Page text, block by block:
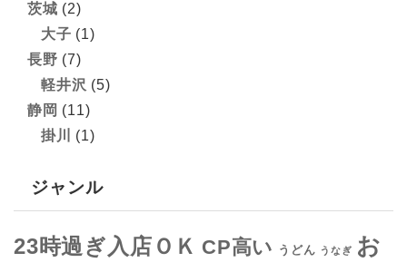
茨城 (2)
大子 (1)
長野 (7)
軽井沢 (5)
静岡 (11)
掛川
(1)
ジャンル
23時過ぎ入店ＯＫ CP高い うどん うなぎ お